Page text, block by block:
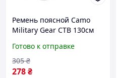
Ремень поясной Camo
Military Gear CTB 130см
Готово к отправке
278₴
305 ₴